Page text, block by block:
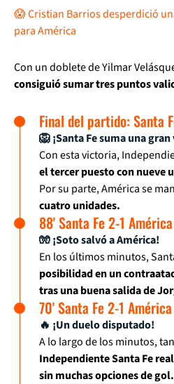
😱 Cristian Barrios desperdició
para América
Con un doblete de Yilmar
consiguió sumar tres puntos
Final del partido: Santa
🦁 ¡Santa Fe suma una
Con esta victoria,
el tercer puesto con nueve
Por su parte, América se
cuatro unidades.
88' Santa Fe 2-1 América
🧤 ¡Soto salvó a América!
En los últimos minutos,
posibilidad en un
tras una buena salida de
70' Santa Fe 2-1 América
🔥 ¡Un duelo disputado!
A lo largo de los minutos,
Independiente Santa Fe
sin muchas opciones de gol.